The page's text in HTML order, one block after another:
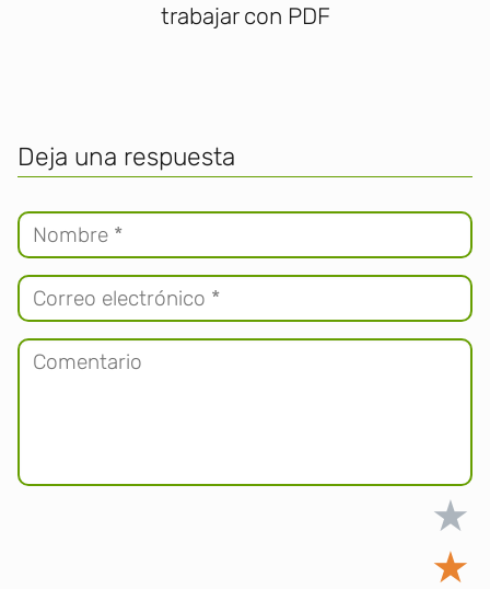
trabajar con PDF
Deja una respuesta
★
★